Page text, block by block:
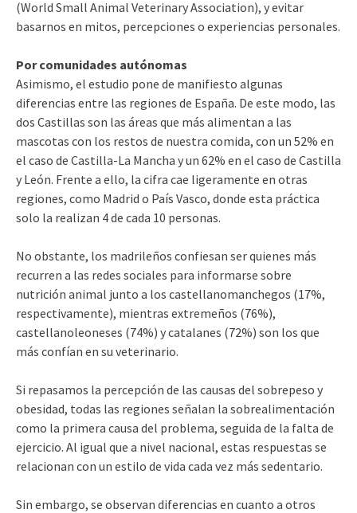
(World Small Animal Veterinary Association), y evitar
basarnos en mitos, percepciones o experiencias personales.
Por comunidades autónomas
Asimismo, el estudio pone de manifiesto algunas
diferencias entre las regiones de España. De este modo, las
dos Castillas son las áreas que más alimentan a las
mascotas con los restos de nuestra comida, con un 52% en
el caso de Castilla-La Mancha y un 62% en el caso de Castilla
y León. Frente a ello, la cifra cae ligeramente en otras
regiones, como Madrid o País Vasco, donde esta práctica
solo la realizan 4 de cada 10 personas.
No obstante, los madrileños confiesan ser quienes más
recurren a las redes sociales para informarse sobre
nutrición animal junto a los castellanomanchegos (17%,
respectivamente), mientras extremeños (76%),
castellanoleoneses (74%) y catalanes (72%) son los que
más confían en su veterinario.
Si repasamos la percepción de las causas del sobrepeso y
obesidad, todas las regiones señalan la sobrealimentación
como la primera causa del problema, seguida de la falta de
ejercicio. Al igual que a nivel nacional, estas respuestas se
relacionan con un estilo de vida cada vez más sedentario.
Sin embargo, se observan diferencias en cuanto a otros